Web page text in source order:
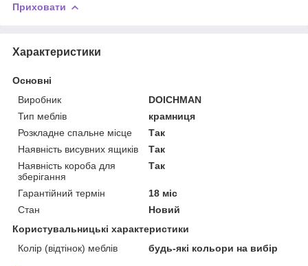
Приховати
Характеристики
Основні
Виробник
DOICHMAN
Тип меблів
крамниця
Розкладне спальне місце
Так
Наявність висувних ящиків
Так
Наявність короба для
зберігання
Так
Гарантійний термін
18 міс
Стан
Новий
Користувальницькі характеристики
Колір (відтінок) меблів
будь-які кольори на вибір